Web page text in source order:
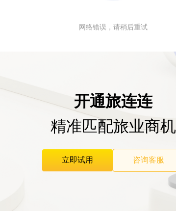
网络错误，请稍后重试
开通旅连连
精准匹配旅业商机
立即试用 咨询客服